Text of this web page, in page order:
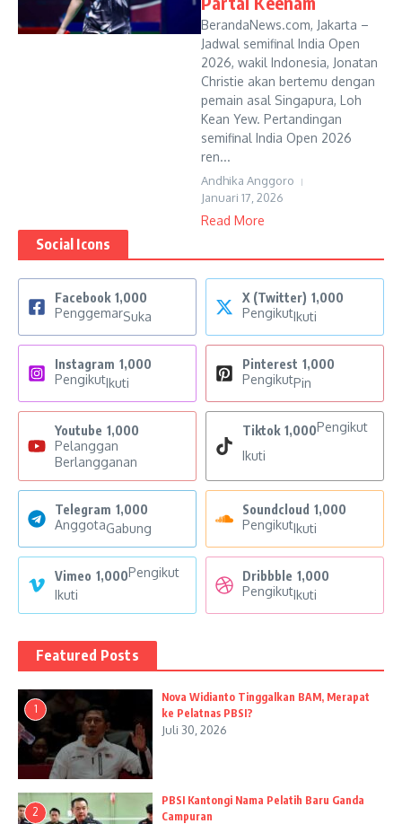
BerandaNews.com, Jakarta –
Jadwal semifinal India Open
2026, wakil Indonesia, Jonatan
Christie akan bertemu dengan
pemain asal Singapura, Loh
Kean Yew. Pertandingan
semifinal India Open 2026
ren...
Andhika Anggoro
Januari 17, 2026
Read More
Social Icons
Facebook 1,000
PenggemarSuka
X (Twitter) 1,000
PengikutIkuti
Instagram 1,000
PengikutIkuti
Pinterest 1,000
PengikutPin
Youtube 1,000
Pelanggan
Berlangganan
Tiktok 1,000Pengikut
Ikuti
Telegram 1,000
AnggotaGabung
Soundcloud 1,000
PengikutIkuti
Vimeo 1,000Pengikut
Ikuti
Dribbble 1,000
PengikutIkuti
Featured Posts
1
Nova Widianto Tinggalkan BAM, Merapat
ke Pelatnas PBSI?
Juli 30, 2026
2
PBSI Kantongi Nama Pelatih Baru Ganda
Campuran